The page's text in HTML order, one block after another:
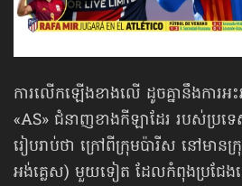
ការលើកឡើងខាងលើ ដូចគ្នានឹងការ
«AS» ជំនាញខាងកីឡាដែរ របស់ប្រ
រៀបរាប់ថា ក្រៅពីក្រុមប៉ារីស នៅមា
អង់គ្លេស) មួយទៀត ដែល​កំពុង​ប្រជែង​